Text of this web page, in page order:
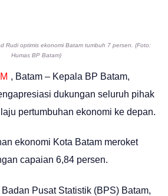
Rudi optimis ekonomi Batam tumbuh 7 persen. (Foto:
Humas BP Batam)
, Batam – Kepala BP Batam,
dukungan seluruh pihak
pertumbuhan ekonomi ke depan.
ekonomi Kota Batam meroket
capaian 6,84 persen.
Pusat Statistik (BPS) Batam,